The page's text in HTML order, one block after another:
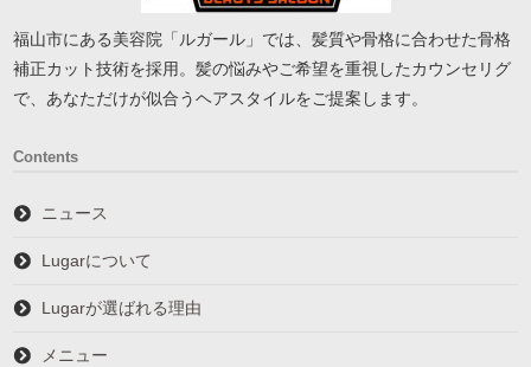
福山市にある美容院「ルガール」では、髪質や骨格に合わせた骨格
補正カット技術を採用。髪の悩みやご希望を重視したカウンセリグ
で、あなただけが似合うヘアスタイルをご提案します。
Contents
ニュース
Lugarについて
Lugarが選ばれる理由
メニュー